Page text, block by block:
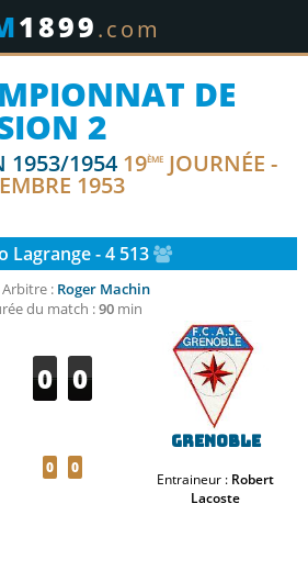
1899.com
DE
2
1953/1954 19ÈME JOURNÉE -
1953
Lagrange - 4 513
: Roger Machin
du match :90min
0 0
0 0
Grenoble
Entraineur : Robert
Lacoste